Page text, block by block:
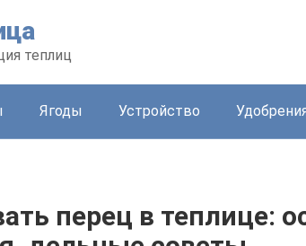
теплиц
Ягоды Устройство
перец в теплице: